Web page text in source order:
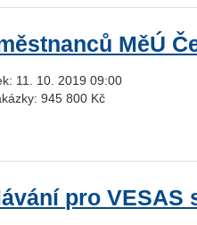
MěÚ
11. 10. 2019 09:00
945 800 Kč
pro VESAS